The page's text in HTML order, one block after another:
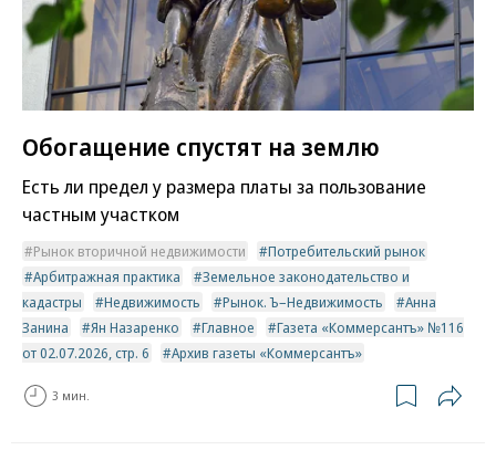
Обогащение спустят на землю
Есть ли предел у размера платы за пользование
частным участком
Рынок вторичной недвижимости
Потребительский рынок
Арбитражная практика
Земельное законодательство и
кадастры
Недвижимость Рынок. Ъ–Недвижимость
Анна
Занина
Ян Назаренко Главное
Газета «Коммерсантъ» №116
от 02.07.2026, стр. 6
Архив газеты «Коммерсантъ»
3 мин.